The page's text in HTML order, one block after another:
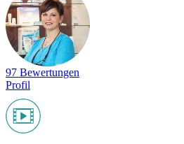
97 Bewertungen
Profil